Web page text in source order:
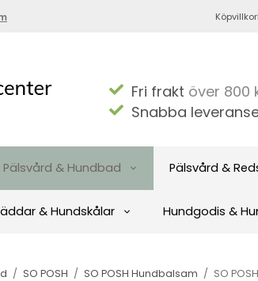
Köpvillkor
Fri frakt över 800
Snabba
Pälsvård & Hundbad Pälsvård &
& Hundskålar Hundgodis &
/ SO POSH / SO POSH Hundbalsam / SO